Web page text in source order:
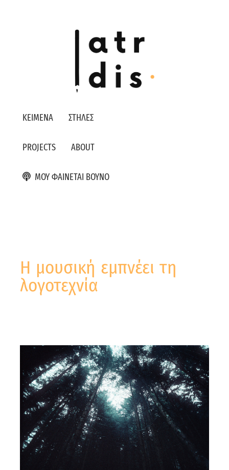
ΚΕΙΜΕΝΑ ΣΤΗΛΕΣ
PROJECTS ABOUT
ΜΟΥ ΦΑΙΝΕΤΑΙ ΒΟΥΝΟ
Η μουσική εμπνέει τη
λογοτεχνία